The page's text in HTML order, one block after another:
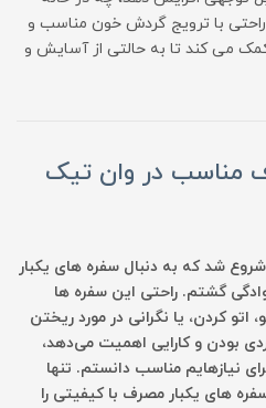
با ترویج گردش خون مناسب و
می کند تا به حالتی از آسایش و
مناسب در وان تیک
شد که به دنبال سفره های یکبار
گشتم. راحتی این سفره ها
کردن، یا نگرانی در مورد ریختن
بودن و کارایی اهمیت می‌دهد،
نیازهایم مناسب دانستم. تنها
های یکبار مصرف با کیفیتی را